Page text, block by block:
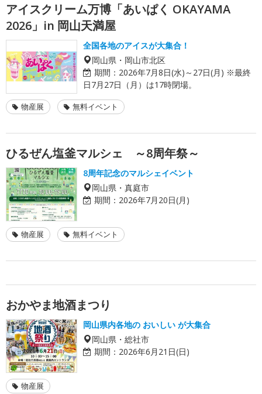
アイスクリーム万博「あいぱく OKAYAMA
2026」in 岡山天満屋
全国各地のアイスが大集合！
岡山県・岡山市北区
期間： 2026年7月8日(水)～27日(月) ※最終
日7月27日（月）は17時閉場。
物産展 無料イベント
ひるぜん塩釜マルシェ ～8周年祭～
8周年記念のマルシェイベント
岡山県・真庭市
期間： 2026年7月20日(月)
物産展 無料イベント
おかやま地酒まつり
岡山県内各地の おいしい が大集合
岡山県・総社市
期間： 2026年6月21日(日)
物産展